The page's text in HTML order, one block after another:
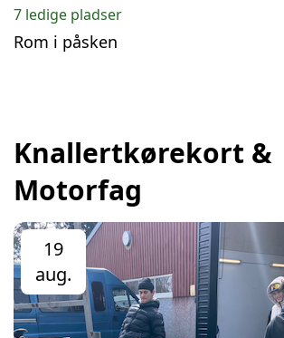
7 ledige pladser
Rom i påsken
Knallertkørekort &
Motorfag
19
aug.